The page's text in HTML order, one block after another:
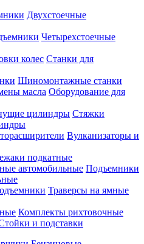
Двухстоечные
Четырехстоечные
Станки для
Шиномонтажные станки
Оборудование для
Стяжки
Вулканизаторы и
подкатные
Подъемники
Траверсы на ямные
Комплекты рихтовочные
и подставки